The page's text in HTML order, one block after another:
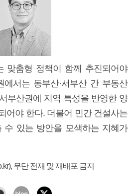
맞춤형 정책이 함께 추진되어야
서는 동부산·서부산 간 부동산
부산권에 지역 특성을 반영한 양
어야 한다. 더불어 민간 건설사는
수 있는 방안을 모색하는 지혜가
무단 전재 및 재배포 금지